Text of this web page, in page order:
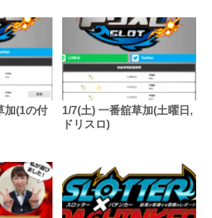
加(1の付
1/7(土) 一番舘草加(土曜日,
ドリスロ)